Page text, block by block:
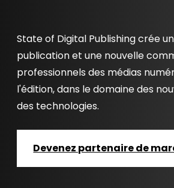
State of Digital Publishing crée
publication et une nouvelle
professionnels des médias
l'édition, dans le domaine des
des technologies.
Devenez partenaire de